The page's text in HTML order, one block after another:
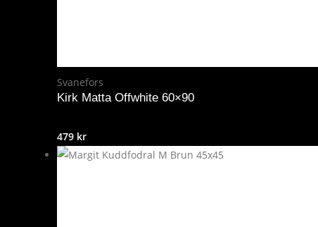
Svanefors
Kirk Matta Offwhite 60×90
479 kr